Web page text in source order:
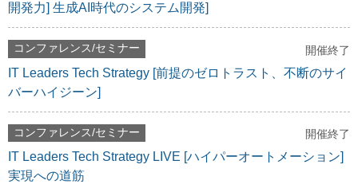
開発力] 生成AI時代のシステム開発]
コンファレンス/セミナー 開催終了
IT Leaders Tech Strategy [前提のゼロトラスト、不断のサイ
バーハイジーン]
コンファレンス/セミナー 開催終了
IT Leaders Tech Strategy LIVE [ハイパーオートメーション]
実現への道筋